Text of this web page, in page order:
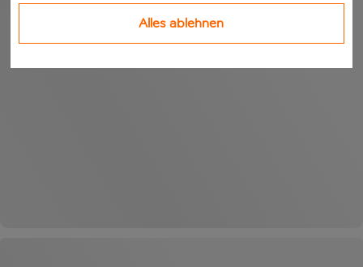
Alles ablehnen